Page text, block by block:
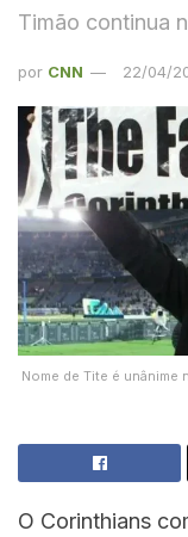
Timão continua
por CNN 22/04/
Nome de Tite é
O Corinthians